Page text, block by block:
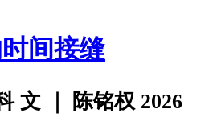
间接缝
文 ｜ 陈铭权 2026